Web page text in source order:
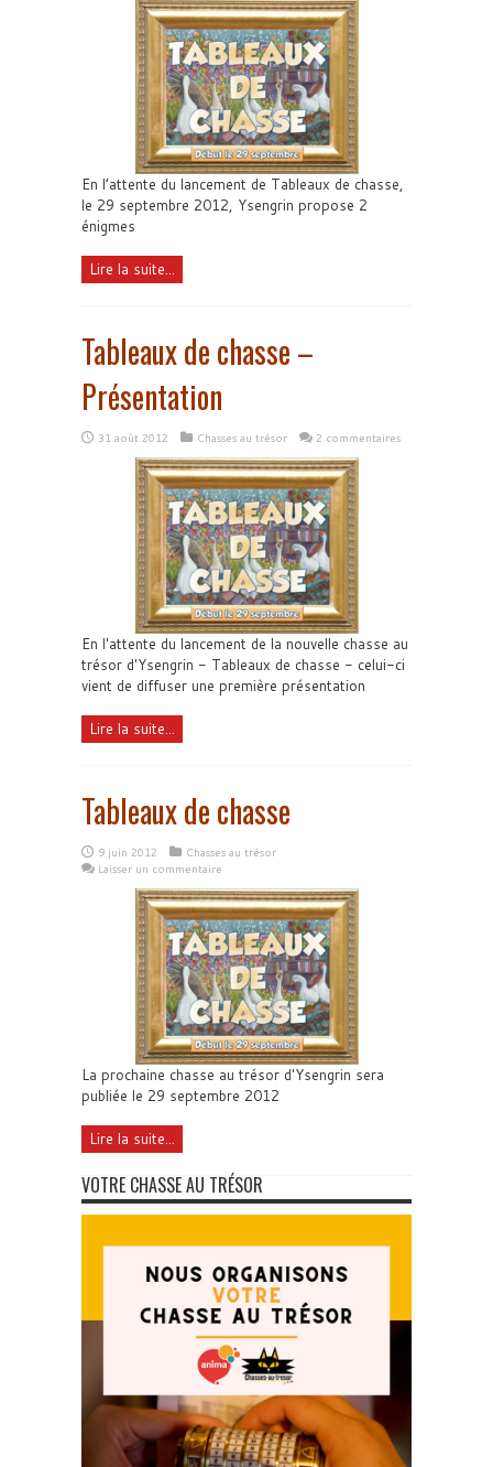
En l’attente du lancement de Tableaux de chasse,
le 29 septembre 2012, Ysengrin propose 2
énigmes
Lire la suite...
Tableaux de chasse –
Présentation
31 août 2012 Chasses au trésor 2 commentaires
En l'attente du lancement de la nouvelle chasse au
trésor d'Ysengrin - Tableaux de chasse - celui-ci
vient de diffuser une première présentation
Lire la suite...
Tableaux de chasse
9 juin 2012
Chasses au trésor
Laisser un commentaire
La prochaine chasse au trésor d'Ysengrin sera
publiée le 29 septembre 2012
Lire la suite...
VOTRE CHASSE AU TRÉSOR